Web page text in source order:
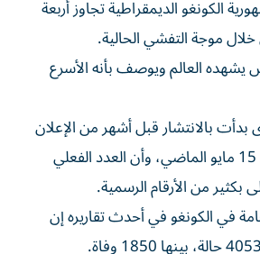
الكونغو ‌الديمقراطية تجاوز أربعة
خلال موجة ​التفشي ⁠الحالية.
‌يشهده العالم ويوصف ‌بأنه الأسرع
بدأت بالانتشار قبل أشهر من الإعلان
عن تفشي ‌المرض في 15 مايو الماضي، وأن العدد الفعلي
من الأرقام الرسمية.
في الكونغو في أحدث تقاريره إن